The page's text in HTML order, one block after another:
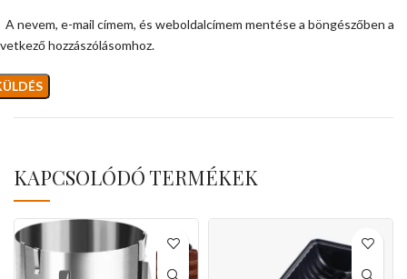
A nevem, e-mail címem, és weboldalcímem mentése a böngészőben a
hozzászólásomhoz.
KAPCSOLÓDÓ TERMÉKEK